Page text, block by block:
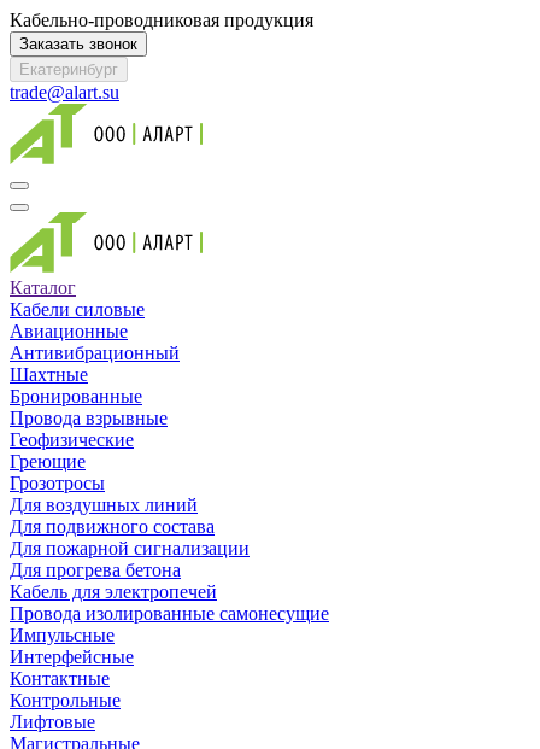
Кабельно-проводниковая продукция
Заказать звонок
Екатеринбург
trade@alart.su
Каталог
Кабели силовые
Авиационные
Антивибрационный
Шахтные
Бронированные
Провода взрывные
Геофизические
Греющие
Грозотросы
Для воздушных линий
Для подвижного состава
Для пожарной сигнализации
Для прогрева бетона
Кабель для электропечей
Провода изолированные самонесущие
Импульсные
Интерфейсные
Контактные
Контрольные
Лифтовые
Магистральные